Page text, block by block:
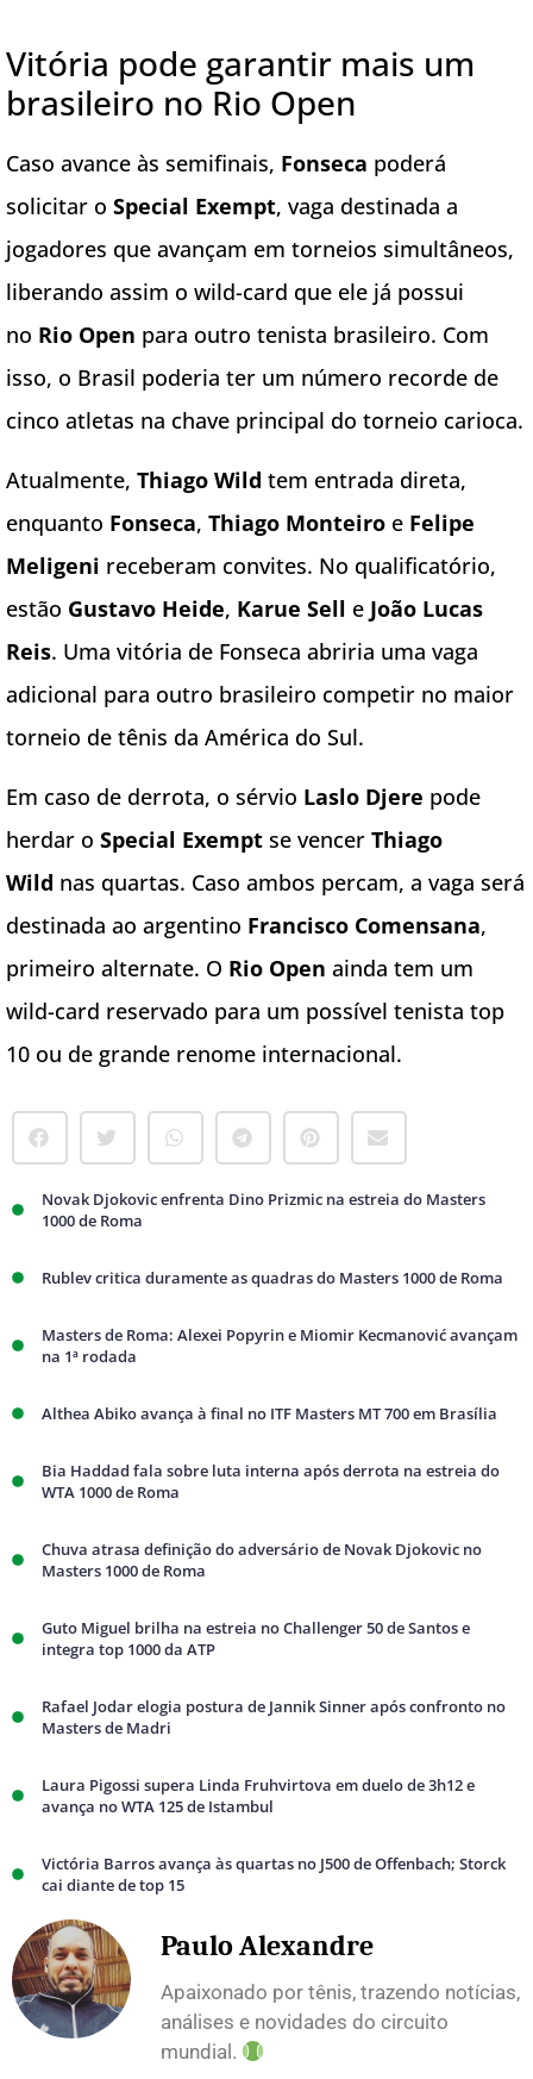
Vitória pode garantir mais um
brasileiro no Rio Open
Caso avance às semifinais, Fonseca poderá
solicitar o Special Exempt, vaga destinada a
jogadores que avançam em torneios simultâneos,
liberando assim o wild-card que ele já possui
no Rio Open para outro tenista brasileiro. Com
isso, o Brasil poderia ter um número recorde de
cinco atletas na chave principal do torneio carioca.
Atualmente, Thiago Wild tem entrada direta,
enquanto Fonseca, Thiago Monteiro e Felipe
Meligeni receberam convites. No qualificatório,
estão Gustavo Heide, Karue Sell e João Lucas
Reis. Uma vitória de Fonseca abriria uma vaga
adicional para outro brasileiro competir no maior
torneio de tênis da América do Sul.
Em caso de derrota, o sérvio Laslo Djere pode
herdar o Special Exempt se vencer Thiago
Wild nas quartas. Caso ambos percam, a vaga será
destinada ao argentino Francisco Comensana,
primeiro alternate. O Rio Open ainda tem um
wild-card reservado para um possível tenista top
10 ou de grande renome internacional.
Novak Djokovic enfrenta Dino Prizmic na estreia do Masters
1000 de Roma
Rublev critica duramente as quadras do Masters 1000 de Roma
Masters de Roma: Alexei Popyrin e Miomir Kecmanović avançam
na 1ª rodada
Althea Abiko avança à final no ITF Masters MT 700 em Brasília
Bia Haddad fala sobre luta interna após derrota na estreia do
WTA 1000 de Roma
Chuva atrasa definição do adversário de Novak Djokovic no
Masters 1000 de Roma
Guto Miguel brilha na estreia no Challenger 50 de Santos e
integra top 1000 da ATP
Rafael Jodar elogia postura de Jannik Sinner após confronto no
Masters de Madri
Laura Pigossi supera Linda Fruhvirtova em duelo de 3h12 e
avança no WTA 125 de Istambul
Victória Barros avança às quartas no J500 de Offenbach; Storck
cai diante de top 15
Paulo Alexandre
Apaixonado por tênis, trazendo notícias,
análises e novidades do circuito
mundial.